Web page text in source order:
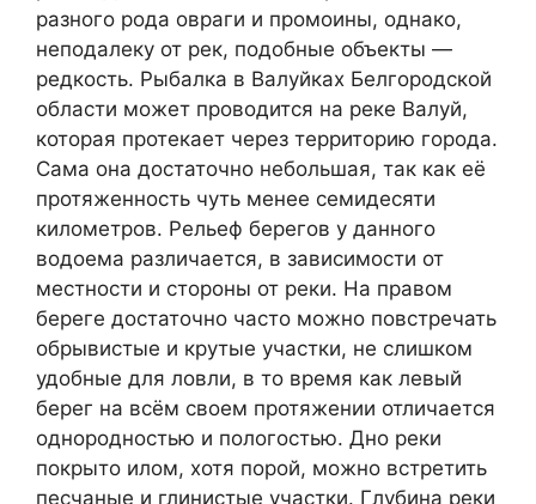
разного рода овраги и промоины, однако,
неподалеку от рек, подобные объекты —
редкость. Рыбалка в Валуйках Белгородской
области может проводится на реке Валуй,
которая протекает через территорию города.
Сама она достаточно небольшая, так как её
протяженность чуть менее семидесяти
километров. Рельеф берегов у данного
водоема различается, в зависимости от
местности и стороны от реки. На правом
береге достаточно часто можно повстречать
обрывистые и крутые участки, не слишком
удобные для ловли, в то время как левый
берег на всём своем протяжении отличается
однородностью и пологостью. Дно реки
покрыто илом, хотя порой, можно встретить
песчаные и глинистые участки. Глубина реки